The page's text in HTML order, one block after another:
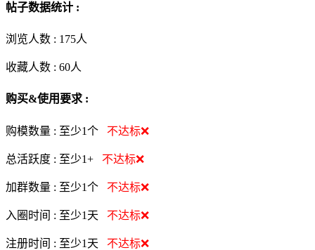
帖子数据统计 :
浏览人数 : 175人
收藏人数 : 60人
购买&使用要求 :
购模数量 : 至少1个 不达标❌
总活跃度 : 至少1+ 不达标❌
加群数量 : 至少1个 不达标❌
入圈时间 : 至少1天 不达标❌
注册时间 : 至少1天 不达标❌